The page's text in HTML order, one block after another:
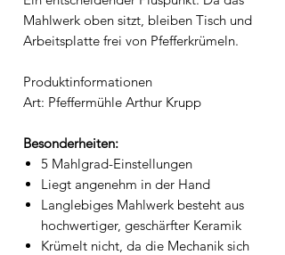
Mahlwerk oben sitzt, bleiben Tisch und
Arbeitsplatte frei von Pfefferkrümeln.
Produktinformationen
Art: Pfeffermühle Arthur Krupp
Besonderheiten:
5 Mahlgrad-Einstellungen
Liegt angenehm in der Hand
Langlebiges Mahlwerk besteht aus
hochwertiger, geschärfter Keramik
Krümelt nicht, da die Mechanik sich